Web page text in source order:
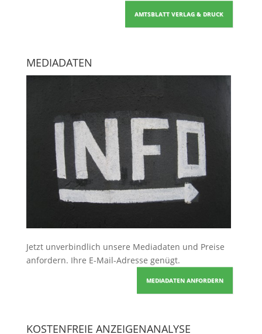
AMTSBLATT VERLAG & DRUCK
MEDIADATEN
Jetzt unverbindlich unsere Mediadaten und Preise
anfordern. Ihre E-Mail-Adresse genügt.
MEDIADATEN ANFORDERN
KOSTENFREIE ANZEIGENANALYSE